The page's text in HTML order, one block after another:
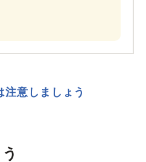
意しましょう